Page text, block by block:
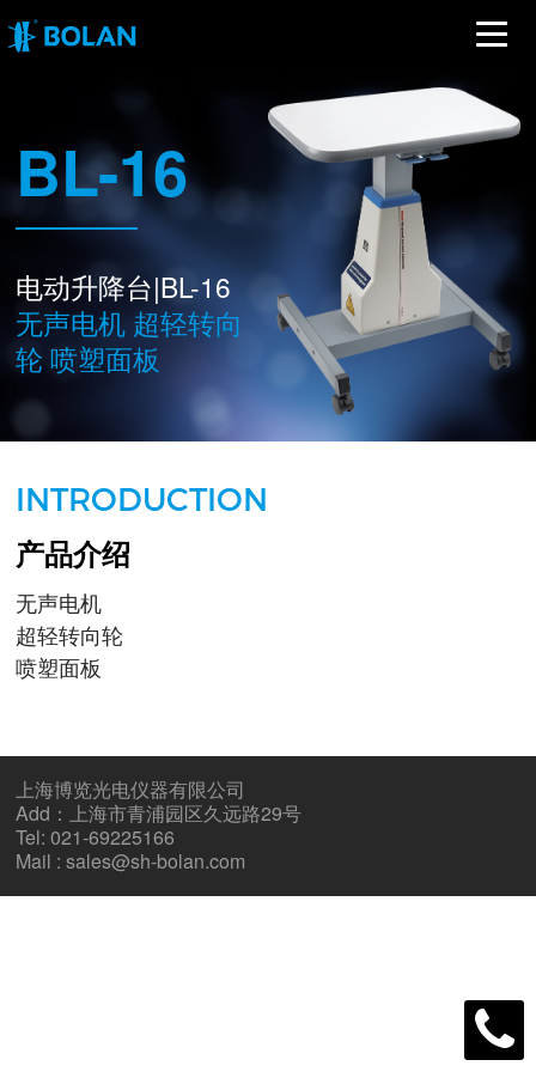
BL-16
电动升降台|BL-16
无声电机 超轻转向
轮 喷塑面板
INTRODUCTION
产品介绍
无声电机
超轻转向轮
喷塑面板
上海博览光电仪器有限公司
Add：上海市青浦园区久远路29号
Tel: 021-69225166
Mail : sales@sh-bolan.com